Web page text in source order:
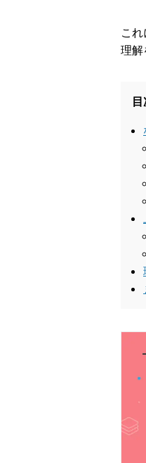
こ
理解
目